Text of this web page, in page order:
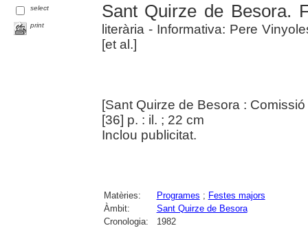
select
print
Sant Quirze de Besora.
literària - Informativa: Pere
[et al.]
[Sant Quirze de Besora :
[36] p. : il. ; 22 cm
Inclou publicitat.
Matèries: Programes ; Festes majors
Àmbit:
Sant Quirze de Besora
Cronologia:
1982